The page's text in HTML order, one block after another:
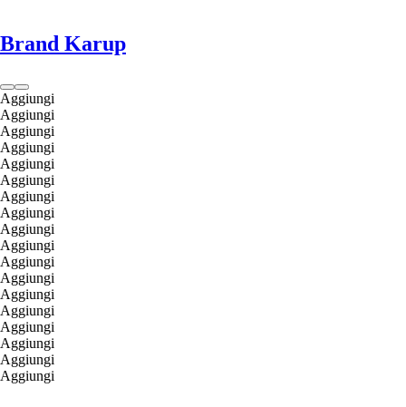
Brand Karup
Aggiungi
Aggiungi
Aggiungi
Aggiungi
Aggiungi
Aggiungi
Aggiungi
Aggiungi
Aggiungi
Aggiungi
Aggiungi
Aggiungi
Aggiungi
Aggiungi
Aggiungi
Aggiungi
Aggiungi
Aggiungi